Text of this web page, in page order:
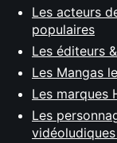
Les acteurs
populaires
Les éditeurs
Les Mangas
Les marques
Les